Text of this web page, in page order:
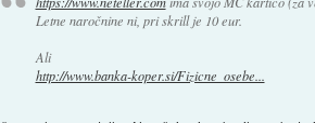
Letne naročnine ni, pri skrill je 10 eur.
Ali
http://www.banka-koper.si/Fizicne_osebe...